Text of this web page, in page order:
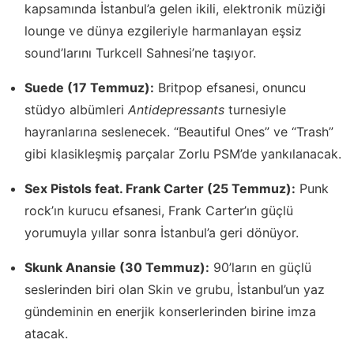
kapsamında İstanbul’a gelen ikili, elektronik müziği
lounge ve dünya ezgileriyle harmanlayan eşsiz
sound’larını Turkcell Sahnesi’ne taşıyor.
Suede (17 Temmuz): Britpop efsanesi, onuncu
stüdyo albümleri Antidepressants turnesiyle
hayranlarına seslenecek. “Beautiful Ones” ve “Trash”
gibi klasikleşmiş parçalar Zorlu PSM’de yankılanacak.
Sex Pistols feat. Frank Carter (25 Temmuz): Punk
rock’ın kurucu efsanesi, Frank Carter’ın güçlü
yorumuyla yıllar sonra İstanbul’a geri dönüyor.
Skunk Anansie (30 Temmuz): 90’ların en güçlü
seslerinden biri olan Skin ve grubu, İstanbul’un yaz
gündeminin en enerjik konserlerinden birine imza
atacak.